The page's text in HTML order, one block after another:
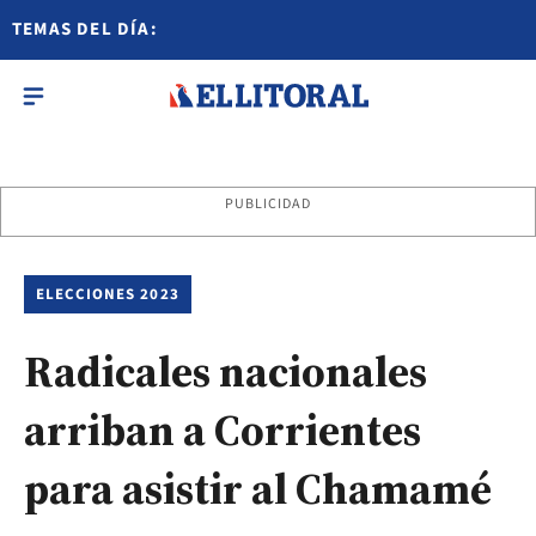
TEMAS DEL DÍA:
PUBLICIDAD
ELECCIONES 2023
Radicales nacionales
arriban a Corrientes
para asistir al Chamamé